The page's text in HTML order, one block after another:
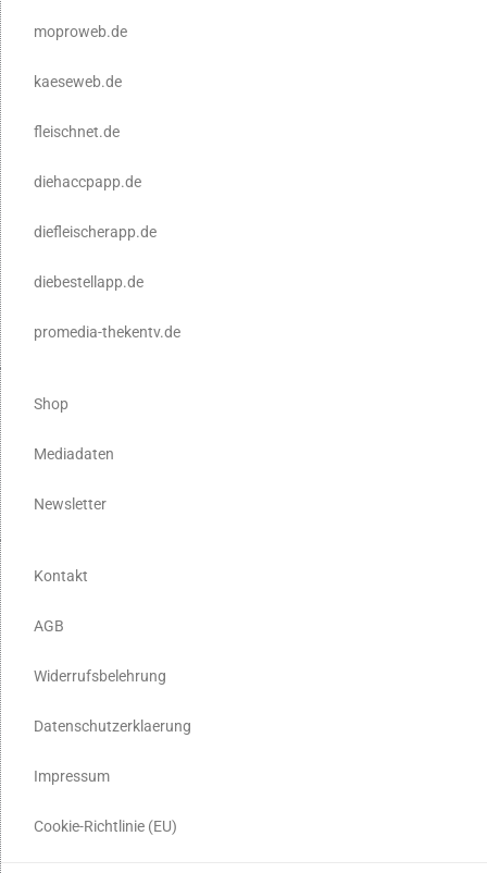
moproweb.de
kaeseweb.de
fleischnet.de
diehaccpapp.de
diefleischerapp.de
diebestellapp.de
promedia-thekentv.de
Shop
Mediadaten
Newsletter
Kontakt
AGB
Widerrufsbelehrung
Datenschutzerklaerung
Impressum
Cookie-Richtlinie (EU)